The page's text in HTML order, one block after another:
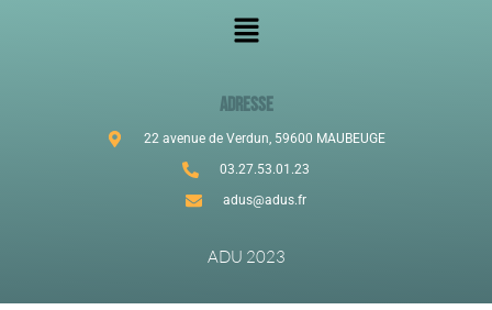
ADRESSE
22 avenue de Verdun, 59600 MAUBEUGE
03.27.53.01.23
adus@adus.fr
ADU 2023